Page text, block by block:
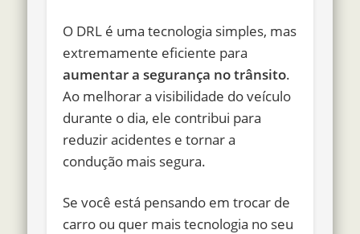
O DRL é uma tecnologia simples, mas
extremamente eficiente para
aumentar a segurança no trânsito.
Ao melhorar a visibilidade do veículo
durante o dia, ele contribui para
reduzir acidentes e tornar a
condução mais segura.
Se você está pensando em trocar de
carro ou quer mais tecnologia no seu